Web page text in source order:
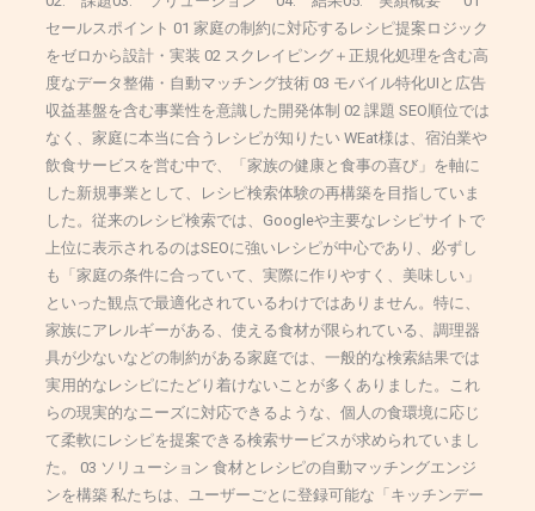
セールスポイント 01 家庭の制約に対応するレシピ提案ロジック
をゼロから設計・実装 02 スクレイピング＋正規化処理を含む高
度なデータ整備・自動マッチング技術 03 モバイル特化UIと広告
収益基盤を含む事業性を意識した開発体制 02 課題 SEO順位では
なく、家庭に本当に合うレシピが知りたい WEat様は、宿泊業や
飲食サービスを営む中で、「家族の健康と食事の喜び」を軸に
した新規事業として、レシピ検索体験の再構築を目指していま
した。従来のレシピ検索では、Googleや主要なレシピサイトで
上位に表示されるのはSEOに強いレシピが中心であり、必ずし
も「家庭の条件に合っていて、実際に作りやすく、美味しい」
といった観点で最適化されているわけではありません。特に、
家族にアレルギーがある、使える食材が限られている、調理器
具が少ないなどの制約がある家庭では、一般的な検索結果では
実用的なレシピにたどり着けないことが多くありました。これ
らの現実的なニーズに対応できるような、個人の食環境に応じ
て柔軟にレシピを提案できる検索サービスが求められていまし
た。 03 ソリューション 食材とレシピの自動マッチングエンジ
ンを構築 私たちは、ユーザーごとに登録可能な「キッチンデー